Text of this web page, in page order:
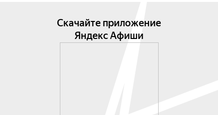
Скачайте приложение
Яндекс Афиши